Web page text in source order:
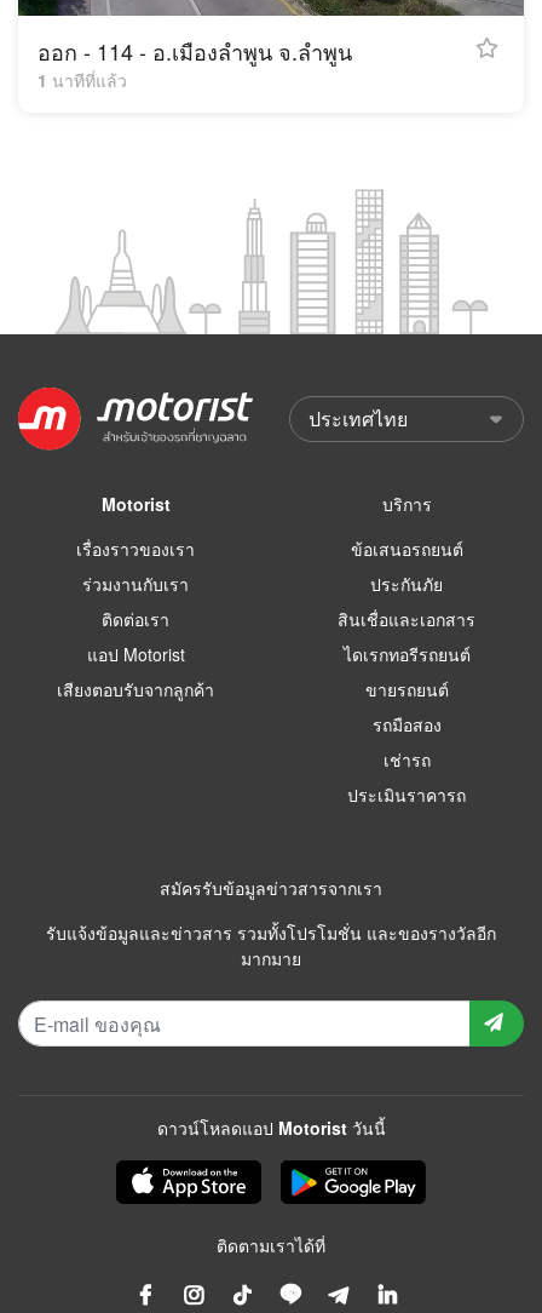
ออก - 114 - อ.เมืองลำพูน จ.ลำพูน
1 นาทีที่แล้ว
Motorist
เรื่องราวของเรา
ร่วมงานกับเรา
ติดต่อเรา
แอป Motorist
เสียงตอบรับจากลูกค้า
บริการ
ข้อเสนอรถยนต์
ประกันภัย
สินเชื่อและเอกสาร
ไดเรกทอรีรถยนต์
ขายรถยนต์
รถมือสอง
เช่ารถ
ประเมินราคารถ
สมัครรับข้อมูลข่าวสารจากเรา
รับแจ้งข้อมูลและข่าวสาร รวมทั้งโปรโมชั่น และของรางวัลอีก
มากมาย
ดาวน์โหลดแอป Motorist วันนี้
ติดตามเราได้ที่